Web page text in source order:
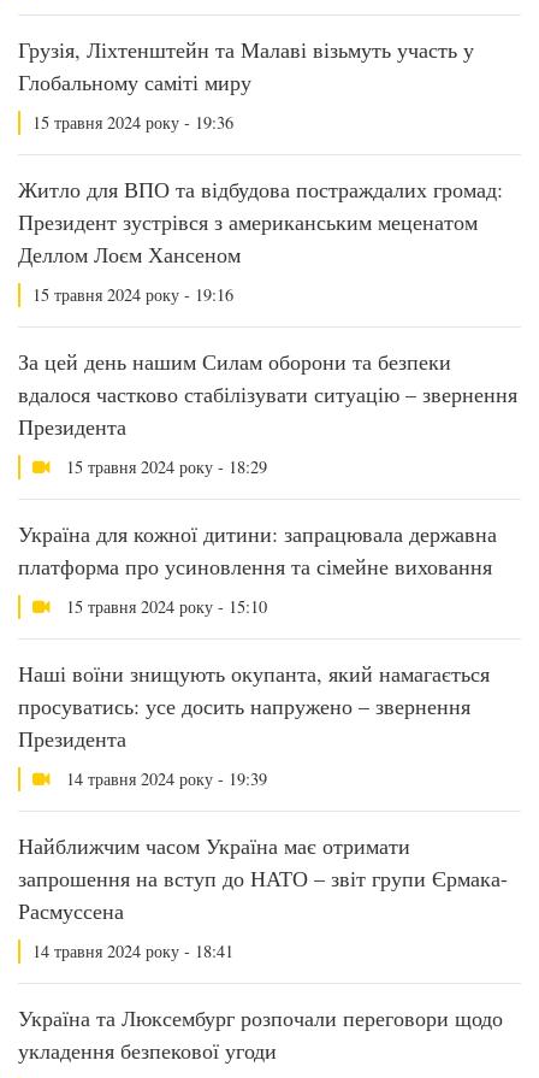
Грузія, Ліхтенштейн та Малаві візьмуть участь у
Глобальному саміті миру
15 травня 2024 року - 19:36
Житло для ВПО та відбудова постраждалих громад:
Президент зустрівся з американським меценатом
Деллом Лоєм Хансеном
15 травня 2024 року - 19:16
За цей день нашим Силам оборони та безпеки
вдалося частково стабілізувати ситуацію – звернення
Президента
15 травня 2024 року - 18:29
Україна для кожної дитини: запрацювала державна
платформа про усиновлення та сімейне виховання
15 травня 2024 року - 15:10
Наші воїни знищують окупанта, який намагається
просуватись: усе досить напружено – звернення
Президента
14 травня 2024 року - 19:39
Найближчим часом Україна має отримати
запрошення на вступ до НАТО – звіт групи Єрмака-
Расмуссена
14 травня 2024 року - 18:41
Україна та Люксембург розпочали переговори щодо
укладення безпекової угоди